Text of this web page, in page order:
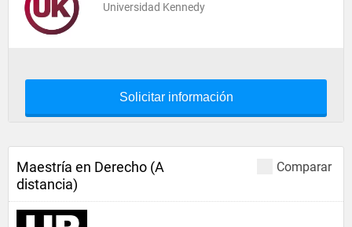
Universidad Kennedy
Solicitar información
Comparar
Maestría en Derecho (A
distancia)